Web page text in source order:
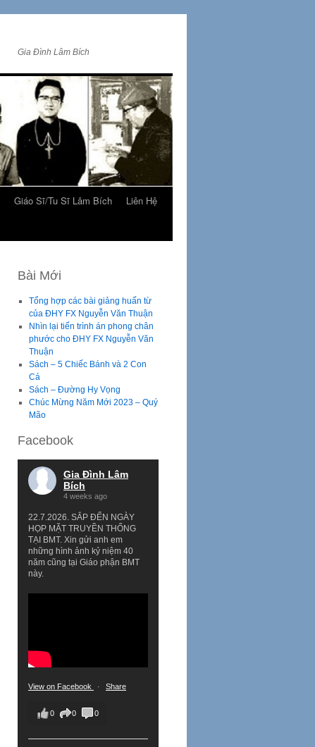
Gia Đình Lâm Bích
Giáo Sĩ/Tu Sĩ Lâm Bích
Liên Hệ
Bài Mới
Tổng hợp các bài giảng huấn từ
của ĐHY FX Nguyễn Văn Thuận
Nhìn lại tiến trình án phong chân
phước cho ĐHY FX Nguyễn Văn
Thuận
Sách – 5 Chiếc Bánh và 2 Con
Cá
Sách – Đường Hy Vọng
Chúc Mừng Năm Mới 2023 – Quý
Mão
Facebook
Gia Đình Lâm
Bích
4 weeks ago
22.7.2026. SẮP ĐẾN NGÀY
HỌP MẶT TRUYỀN THỐNG
TẠI BMT. Xin gửi anh em
những hình ảnh kỷ niệm 40
năm cũng tại Giáo phận BMT
này.
View on Facebook · Share
0 0 0